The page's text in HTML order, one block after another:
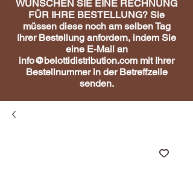
WÜNSCHEN SIE EINE RECHNUNG
FÜR IHRE BESTELLUNG? Sie
müssen diese noch am selben Tag
Ihrer Bestellung anfordern, indem Sie
eine E-Mail an
info@belottidistribution.com mit Ihrer
Bestellnummer in der Betreffzeile
senden.